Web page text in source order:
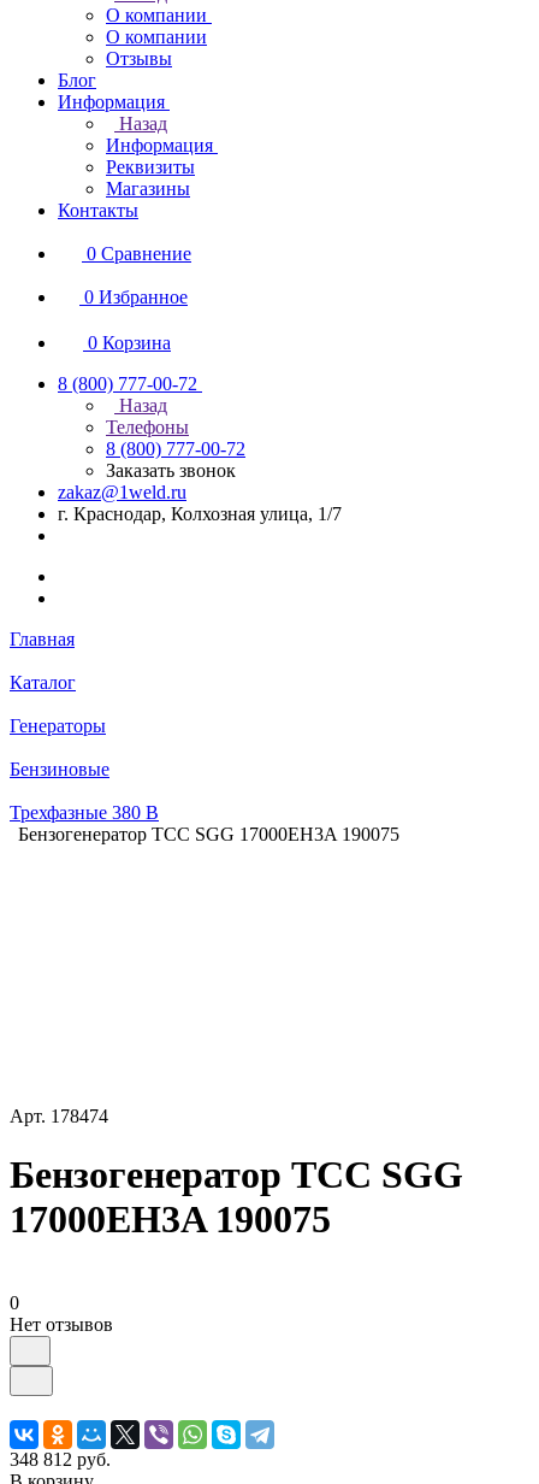
О компании
О компании
Отзывы
Блог
Информация
Назад
Информация
Реквизиты
Магазины
Контакты
0 Сравнение
0 Избранное
0 Корзина
8 (800) 777-00-72
Назад
Телефоны
8 (800) 777-00-72
Заказать звонок
zakaz@1weld.ru
г. Краснодар, Колхозная улица, 1/7
Главная
Каталог
Генераторы
Бензиновые
Трехфазные 380 В
Бензогенератор ТСС SGG 17000EH3A 190075
Арт. 178474
Бензогенератор ТСС SGG
17000EH3A 190075
0
Нет отзывов
348 812 руб.